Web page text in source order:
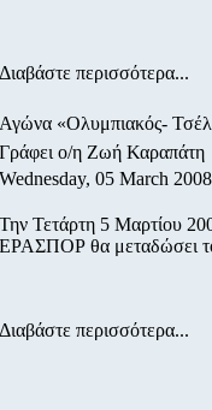
Διαβάστε περισσότερα...
Αγώνα «Ολυμπιακός-
Γράφει ο/η Ζωή Καραπάτη
Wednesday, 05 March 2008
Την Τετάρτη 5 Μαρτίου
ΕΡΑΣΠΟΡ θα μεταδώσει
Διαβάστε περισσότερα...